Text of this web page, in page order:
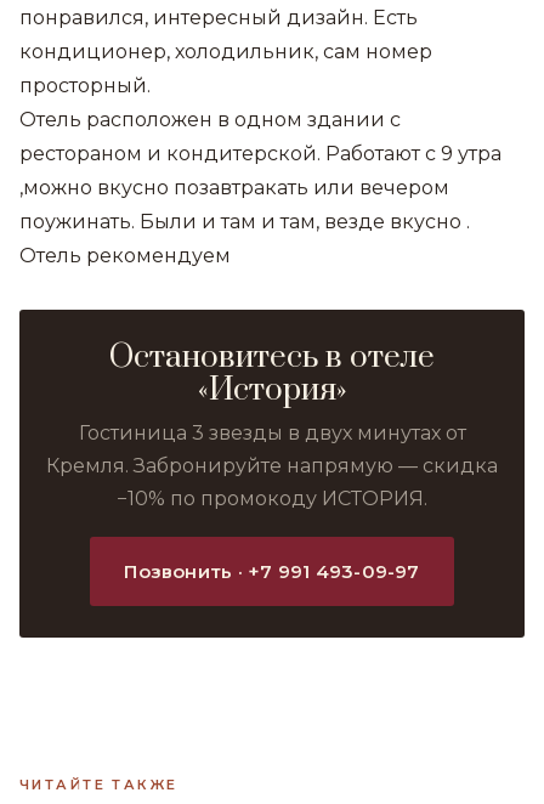
понравился, интересный дизайн. Есть
кондиционер, холодильник, сам номер
просторный.
Отель расположен в одном здании с
рестораном и кондитерской. Работают с 9 утра
,можно вкусно позавтракать или вечером
поужинать. Были и там и там, везде вкусно .
Отель рекомендуем
Остановитесь в отеле
«История»
Гостиница 3 звезды в двух минутах от
Кремля. Забронируйте напрямую — скидка
−10% по промокоду ИСТОРИЯ.
Позвонить · +7 991 493-09-97
ЧИТАЙТЕ ТАКЖЕ